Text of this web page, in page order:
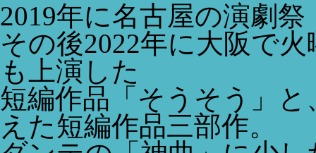
2019年に名古屋の演劇
その後2022年に大阪で
も上演した
短編作品「そうそう」
えた短編作品三部作。